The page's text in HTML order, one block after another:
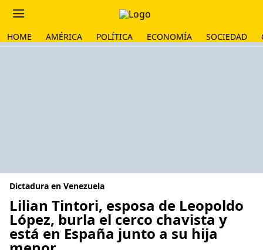
HOME AMÉRICA POLÍTICA ECONOMÍA SOCIEDAD
Dictadura en Venezuela
Lilian Tintori, esposa de Leopoldo
López, burla el cerco chavista y
está en España junto a su hija